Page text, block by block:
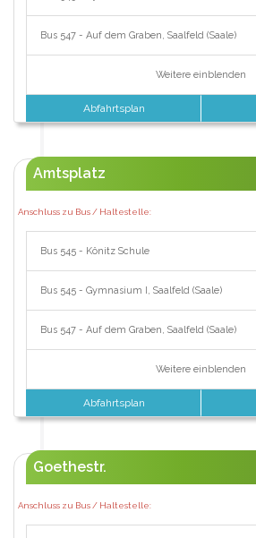
Bus 547 - Auf dem Graben, Saalfeld (Saale)
Weitere einblenden
Abfahrtsplan
Amtsplatz
Anschluss zu Bus / Haltestelle:
Bus 545 - Könitz Schule
Bus 545 - Gymnasium I, Saalfeld (Saale)
Bus 547 - Auf dem Graben, Saalfeld (Saale)
Weitere einblenden
Abfahrtsplan
Goethestr.
Anschluss zu Bus / Haltestelle: